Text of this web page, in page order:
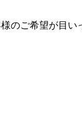
のご希望が目い